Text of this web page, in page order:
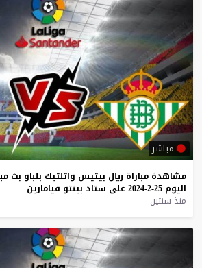
مباشر
مشاهدة مباراة ريال بيتيس واتلتيك بلباو بث
اليوم 25-2-2024 على ستاد بينتو فيامارين
منذ سنتين